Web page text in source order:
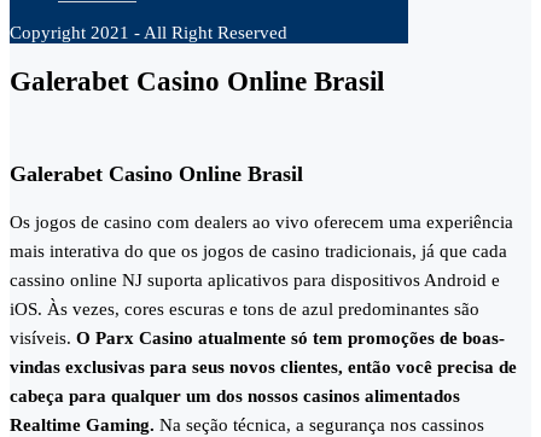
Copyright 2021 - All Right Reserved
Galerabet Casino Online Brasil
Galerabet Casino Online Brasil
Os jogos de casino com dealers ao vivo oferecem uma experiência
mais interativa do que os jogos de casino tradicionais, já que cada
cassino online NJ suporta aplicativos para dispositivos Android e
iOS. Às vezes, cores escuras e tons de azul predominantes são
visíveis. O Parx Casino atualmente só tem promoções de boas-
vindas exclusivas para seus novos clientes, então você precisa de
cabeça para qualquer um dos nossos casinos alimentados
Realtime Gaming. Na seção técnica, a segurança nos cassinos